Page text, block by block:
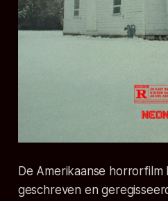
De Amerikaanse horrorfilm
geschreven en